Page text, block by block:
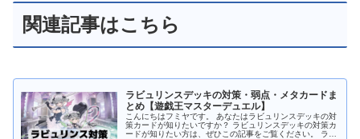
関連記事はこちら
ラビュリンスデッキの対策・弱点・メタカードま
とめ【遊戯王マスターデュエル】
こんにちはフミヤです。 あなたはラビュリンスデッキの対
策カードが知りたいですか？ ラビュリンスデッキの対策カ
ードが知りたい方は、ぜひこの記事をご覧ください。 ラビ